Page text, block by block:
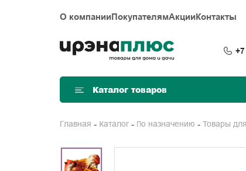
О компанииПокупателямАкцииКонтакты
Каталог товаров
Главная Каталог По назначению Товары